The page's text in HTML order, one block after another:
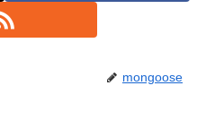
mongoose